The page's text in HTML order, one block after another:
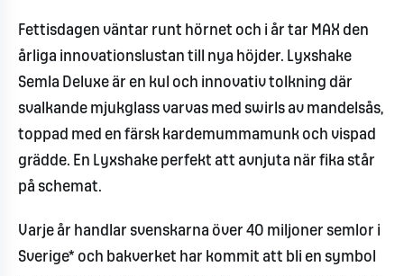
Fettisdagen väntar runt hörnet och i år tar MAX den
årliga innovationslustan till nya höjder. Lyxshake
Semla Deluxe är en kul och innovativ tolkning där
svalkande mjukglass varvas med swirls av mandelsås,
toppad med en färsk kardemummamunk och vispad
grädde. En Lyxshake perfekt att avnjuta när fika står
på schemat.
Varje år handlar svenskarna över 40 miljoner semlor i
Sverige* och bakverket har kommit att bli en symbol